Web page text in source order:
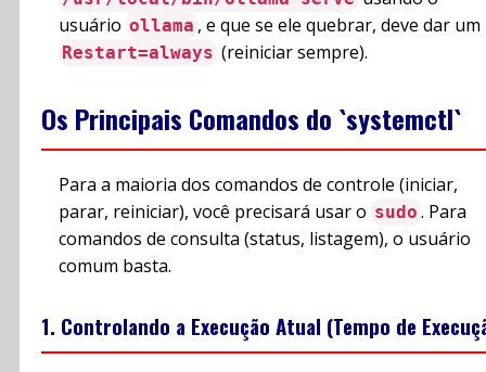
usuário ollama , e que se ele quebrar, deve dar um
Restart=always (reiniciar sempre).
Os Principais Comandos do `systemctl`
Para a maioria dos comandos de controle (iniciar,
parar, reiniciar), você precisará usar o sudo . Para
comandos de consulta (status, listagem), o usuário
comum basta.
1. Controlando a Execução Atual (Tempo de